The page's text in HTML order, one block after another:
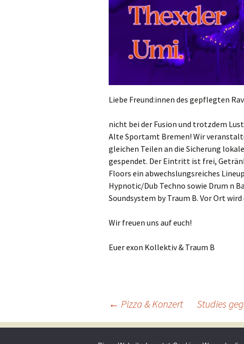
Liebe Freund:innen des gepflegten
nicht bei der Fusion und trotzdem
Alte Sportamt Bremen! Wir
gleichen Teilen an die Sicherung
gespendet. Der Eintritt ist frei,
Floors ein abwechslungsreiches
Hypnotic/Dub Techno sowie Drum n
Soundsystem by Traum B. Vor Ort
Wir freuen uns auf euch!
Euer exon Kollektiv & Traum B
Beitragsnavigation
← Pizza & Konzert Studies